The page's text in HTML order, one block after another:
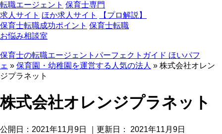
転職エージェント 保育士専門
求人サイト ほか求人サイト
【プロ解説】
保育士転職成功ポイント 保育士転職
お悩み相談室
保育士の転職エージェントパーフェクトガイド ほいパフ
ェ » 保育園・幼稚園を運営する人気の法人 » 株式会社オレン
ジプラネット
株式会社オレンジプラネット
公開日： 2021年11月9日 ｜更新日： 2021年11月9日